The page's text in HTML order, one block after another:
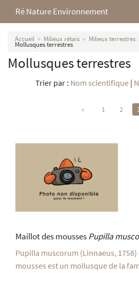
Ré Nature Environnement
L’association
Milieux rétais
Nos parutions
Accueil Milieux rétais Milieux terrestres
Mollusques terrestres
Mollusques terrestres
Trier par : Nom scientifique|
« 1 2
Maillot des moussesPupilla
Pupilla muscorum (Linnaeus,
mousses est un mollusque de la